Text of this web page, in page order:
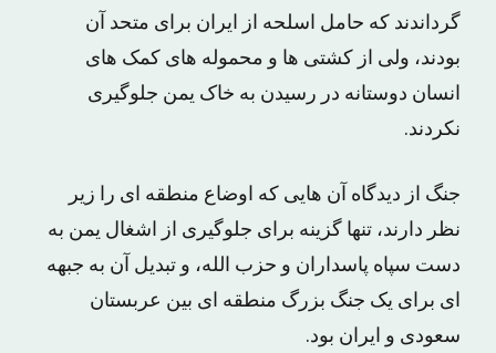
گرداندند که حامل اسلحه از ایران برای متحد آن
بودند، ولی از کشتی ها و محموله های کمک های
انسان دوستانه در رسیدن به خاک یمن جلوگیری
نکردند.
جنگ از دیدگاه آن هایی که اوضاع منطقه ای را زیر
نظر دارند، تنها گزینه برای جلوگیری از اشغال یمن به
دست سپاه پاسداران و حزب الله، و تبدیل آن به جبهه
ای برای یک جنگ بزرگ منطقه ای بین عربستان
سعودی و ایران بود.